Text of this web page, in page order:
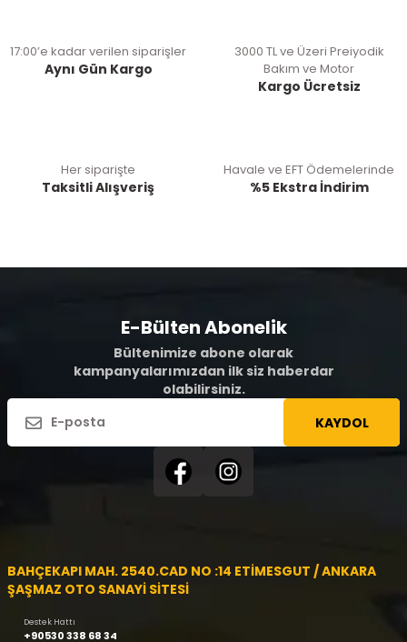
17:00’e kadar verilen siparişler
Aynı Gün Kargo
3000 TL ve Üzeri Preiyodik
Bakım ve Motor
Kargo Ücretsiz
Her siparişte
Taksitli Alışveriş
Havale ve EFT Ödemelerinde
%5 Ekstra İndirim
E-Bülten Abonelik
Bültenimize abone olarak
kampanyalarımızdan ilk siz haberdar
olabilirsiniz.
KAYDOL
BAHÇEKAPI MAH. 2540.CAD NO :14 ETİMESGUT / ANKARA
ŞAŞMAZ OTO SANAYİ SİTESİ
Destek Hattı
+90530 338 68 34